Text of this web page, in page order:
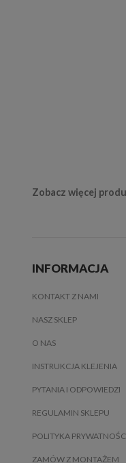
Zobacz więcej
INFORMACJA
KONTAKT Z NAMI
NASZ SKLEP
O NAS
INSTRUKCJA KLEJENIA
PYTANIA I ODPOWIEDZI
REGULAMIN SKLEPU
POLITYKA
ZAMÓW Z MONTAŻEM